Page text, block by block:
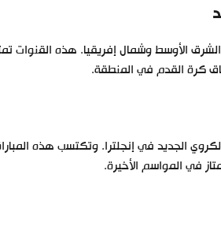
الأوسط وشمال إفريقيا. هذه القنوات
كرة القدم في المنطقة.
الجديد في إنجلترا. وتكتسب هذه
في المواسم الأخيرة.